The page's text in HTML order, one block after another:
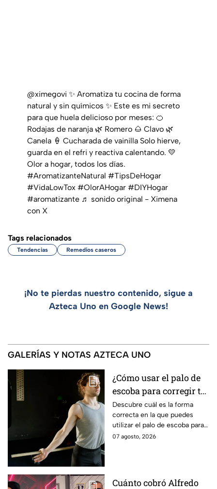
@ximegovi ✨ Aromatiza tu cocina de forma
natural y sin químicos ✨ Este es mi secreto
para que huela delicioso por meses: 🍊
Rodajas de naranja 🌿 Romero 🌰 Clavo 🌿
Canela 🍦 Cucharada de vainilla Solo hierve,
guarda en el refri y reactiva calentando. 💛
Olor a hogar, todos los días.
#AromatizanteNatural #TipsDeHogar
#VidaLowTox #OlorAHogar #DIYHogar
#aromatizante ♬ sonido original - Ximena
con X
Tags relacionados
Tendencias Remedios caseros
¡No te pierdas nuestro contenido, sigue a
Azteca Uno en Google News!
GALERÍAS Y NOTAS AZTECA UNO
¿Cómo usar el palo de
escoba para corregir tu
postura y eliminar la
joroba?
Descubre cuál es la forma
correcta en la que puedes
utilizar el palo de escoba para
corregir completamente tu
07 agosto, 2026
Cuánto cobró Alfredo